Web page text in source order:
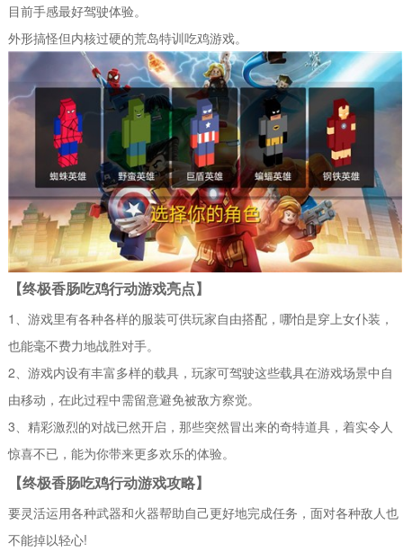
目前手感最好驾驶体验。
外形搞怪但内核过硬的荒岛特训吃鸡游戏。
【终极香肠吃鸡行动游戏亮点】
1、游戏里有各种各样的服装可供玩家自由搭配，哪怕是穿上女仆装，
也能毫不费力地战胜对手。
2、游戏内设有丰富多样的载具，玩家可驾驶这些载具在游戏场景中自
由移动，在此过程中需留意避免被敌方察觉。
3、精彩激烈的对战已然开启，那些突然冒出来的奇特道具，着实令人
惊喜不已，能为你带来更多欢乐的体验。
【终极香肠吃鸡行动游戏攻略】
要灵活运用各种武器和火器帮助自己更好地完成任务，面对各种敌人也
不能掉以轻心!